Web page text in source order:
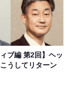
ます。
上に掲示する
取り扱うもの
ィブ編 第2回】ヘッ
うしてリターン